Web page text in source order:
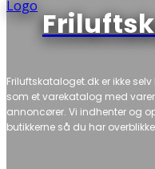
Friluftskataloget.dk er ikke
som et varekatalog med
annoncører. Vi indhenter og
butikkerne så du har